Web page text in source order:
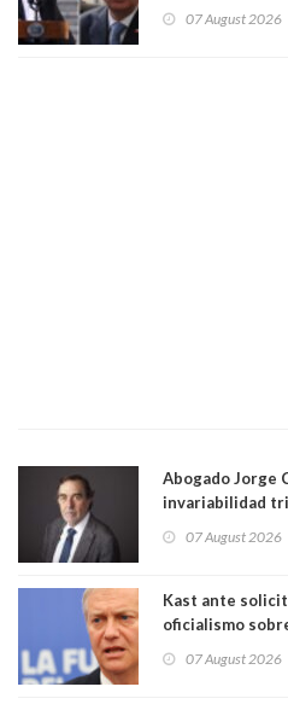
07 August 2026
Abogado Jorge
invariabilidad
democracia” y
07 August 2026
Kast ante
oficialismo
07 August 2026